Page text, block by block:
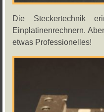
Die Steckertechnik
Einplatinenrechnern.
etwas Professionelles!